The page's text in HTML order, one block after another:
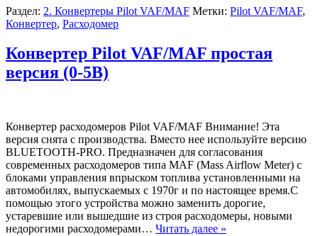
Раздел: 2. Конвертеры Pilot VAF/MAF Метки: Pilot VAF/MAF,
Конвертер, Расходомер
Конвертер Pilot VAF/MAF простая
версия (0-5В)
Конвертер расходомеров Pilot VAF/MAF Внимание! Эта
версия снята с производства. Вместо нее используйте версию
BLUETOOTH-PRO. Предназначен для согласования
современных расходомеров типа MAF (Mass Airflow Meter) с
блоками управления впрыском топлива установленными на
автомобилях, выпускаемых с 1970г и по настоящее время.С
помощью этого устройства можно заменить дорогие,
устаревшие или вышедшие из строя расходомеры, новыми
недорогими расходомерами… Читать далее »